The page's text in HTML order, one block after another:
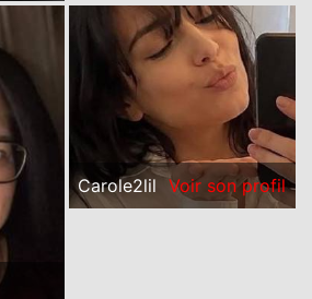
Carole2lil Voir son profil